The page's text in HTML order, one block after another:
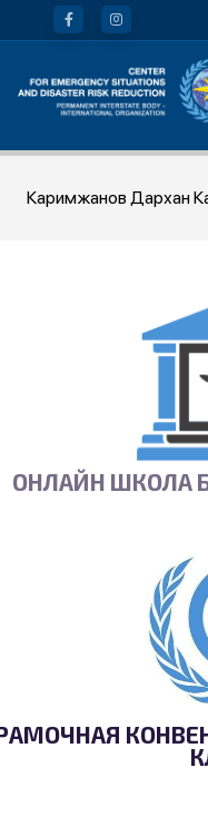
Каримжанов Дархан
ОНЛАЙН ШКОЛА